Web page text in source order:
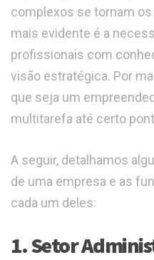
complexos se tornam
mais evidente é a
profissionais com
visão estratégica. Por
que seja um
multitarefa até certo
A seguir, detalhamos
de uma empresa e as
cada um deles:
1. Setor